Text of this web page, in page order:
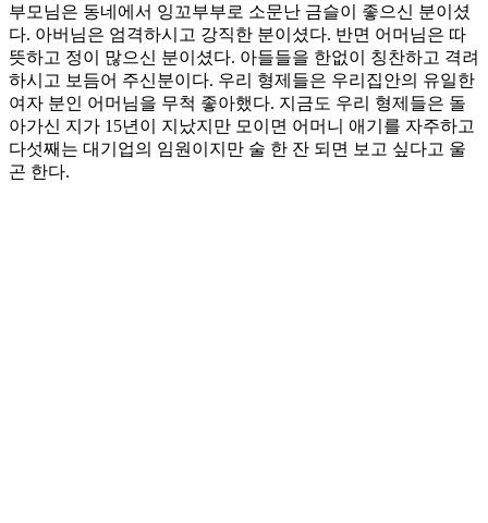
부모님은 동네에서 잉꼬부부로 소문난 금슬이 좋으신 분이셨
다. 아버님은 엄격하시고 강직한 분이셨다. 반면 어머님은 따
뜻하고 정이 많으신 분이셨다. 아들들을 한없이 칭찬하고 격려
하시고 보듬어 주신분이다. 우리 형제들은 우리집안의 유일한
여자 분인 어머님을 무척 좋아했다. 지금도 우리 형제들은 돌
아가신 지가 15년이 지났지만 모이면 어머니 애기를 자주하고
다섯째는 대기업의 임원이지만 술 한 잔 되면 보고 싶다고 울
곤 한다.